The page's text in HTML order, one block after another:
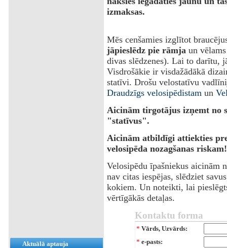
Aktuālā aptauja
izmaksas.
Mēs cenšamies izglītot
jāpieslēdz pie rāmjaun
divas slēdzenes). Lai to darītu,
Visdrošākie ir visdažādākā
statīvi. Drošu velostatīvu
Draudzīgs velosipēdistamun
Aicinām tirgotājus izņemt no
"statīvus".
Aicinām atbildīgi attiekties
velosipēda nozagšanas riskam!
Velosipēdu īpašniekus aicinām
nav citas iespējas, slēdziet
kokiem. Un noteikti, lai
vērtīgākās detaļas.
Kontaktu forma
* Vārds, Uzvārds:
* e-pasts: